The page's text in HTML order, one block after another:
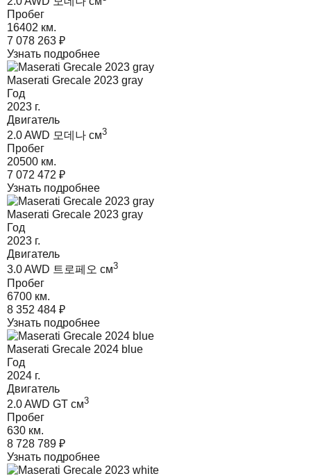
Пробег
16402 км.
7 078 263 ₽
Узнать подробнее
Maserati Grecale 2023 gray
Год
2023 г.
Двигатель
2.0 AWD 모데나 cм3
Пробег
20500 км.
7 072 472 ₽
Узнать подробнее
Maserati Grecale 2023 gray
Год
2023 г.
Двигатель
3.0 AWD 트로페오 cм3
Пробег
6700 км.
8 352 484 ₽
Узнать подробнее
Maserati Grecale 2024 blue
Год
2024 г.
Двигатель
2.0 AWD GT cм3
Пробег
630 км.
8 728 789 ₽
Узнать подробнее